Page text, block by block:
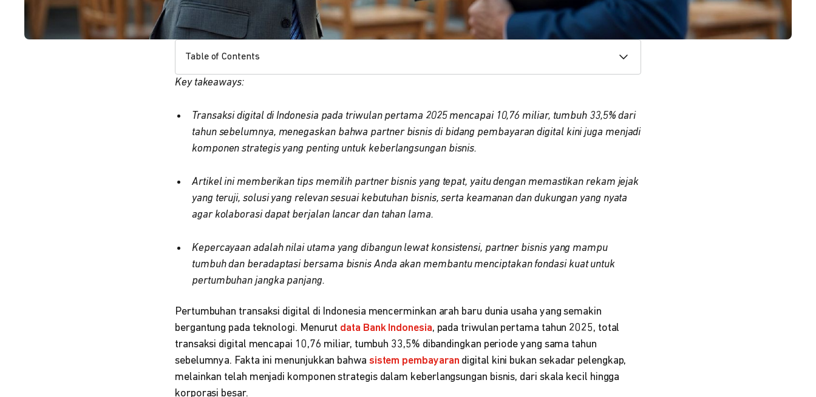
Table of Contents
Key takeaways:
Transaksi digital di Indonesia pada triwulan pertama 2025 mencapai 10,76 miliar, tumbuh 33,5% dari
tahun sebelumnya, menegaskan bahwa partner bisnis di bidang pembayaran digital kini juga menjadi
komponen strategis yang penting untuk keberlangsungan bisnis.
Artikel ini memberikan tips memilih partner bisnis yang tepat, yaitu dengan memastikan rekam jejak
yang teruji, solusi yang relevan sesuai kebutuhan bisnis, serta keamanan dan dukungan yang nyata
agar kolaborasi dapat berjalan lancar dan tahan lama.
Kepercayaan adalah nilai utama yang dibangun lewat konsistensi, partner bisnis yang mampu
tumbuh dan beradaptasi bersama bisnis Anda akan membantu menciptakan fondasi kuat untuk
pertumbuhan jangka panjang.
Pertumbuhan transaksi digital di Indonesia mencerminkan arah baru dunia usaha yang semakin
bergantung pada teknologi. Menurut data Bank Indonesia, pada triwulan pertama tahun 2025, total
transaksi digital mencapai 10,76 miliar, tumbuh 33,5% dibandingkan periode yang sama tahun
sebelumnya. Fakta ini menunjukkan bahwa sistem pembayaran digital kini bukan sekadar pelengkap,
melainkan telah menjadi komponen strategis dalam keberlangsungan bisnis, dari skala kecil hingga
korporasi besar.